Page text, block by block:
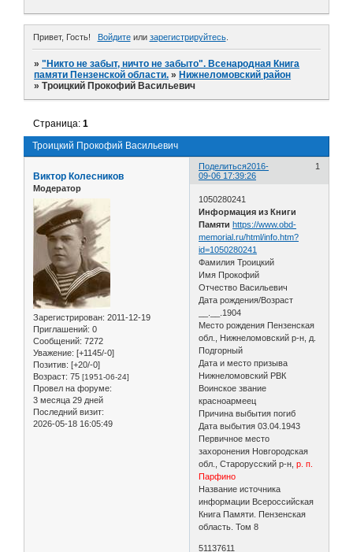
Привет, Гость! Войдитеили зарегистрируйтесь.
»"Никто не забыт, ничто не забыто". Всенародная Книга
памяти Пензенской области. » Нижнеломовский район
»Троицкий Прокофий Васильевич
Троицкий Прокофий Васильевич
Страница:1
Поделиться 1
2016-
09-06 17:39:26
Виктор Колесников
Модератор
Зарегистрирован: 2011-12-19
Приглашений: 0
Сообщений: 7272
Уважение: [+1145/-0]
Позитив: [+20/-0]
Возраст: 75 [1951-06-24]
Провел на форуме:
3 месяца 29 дней
Последний визит:
2026-05-18 16:05:49
1050280241
Информация из Книги
Памяти https://www.obd-
memorial.ru/html/info.htm?
id=1050280241
Фамилия Троицкий
Имя Прокофий
Отчество Васильевич
Дата рождения/Возраст
__.__.1904
Место рождения Пензенская
обл., Нижнеломовский р-н, д.
Подгорный
Дата и место призыва
Нижнеломовский РВК
Воинское звание
красноармеец
Причина выбытия погиб
Дата выбытия 03.04.1943
Первичное место
захоронения Новгородская
обл., Старорусский р-н,р. п.
Парфино
Название источника
информации Всероссийская
Книга Памяти. Пензенская
область. Том 8
51137611